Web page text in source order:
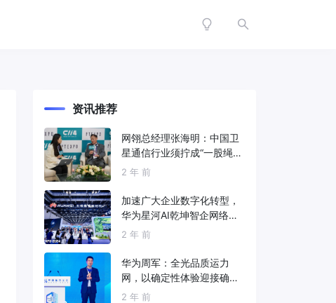
资讯推荐
网翎总经理张海明：中国卫
星通信行业须拧成“一股绳”
共同打造垂直产业链
2 年 前
加速广大企业数字化转型，
华为星河AI乾坤智企网络解
决方案亮相2024中国国际信
2 年 前
华为周军：全光品质运力
网，以确定性体验迎接确定
性的智能时代
2 年 前